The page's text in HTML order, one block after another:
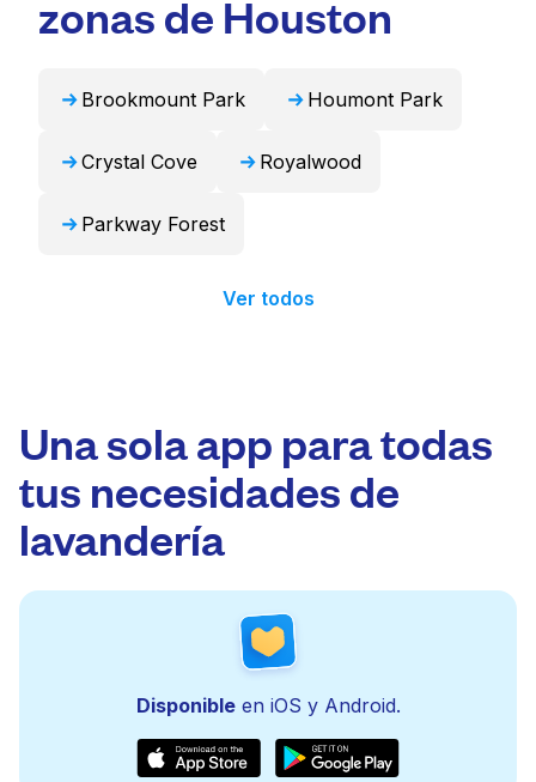
profesional y devolverlos listos para usar en
zonas de Houston
Brookmount Park Houmont Park
Crystal Cove Royalwood
Parkway Forest
Ver todos
Una sola app para todas
tus necesidades de
lavandería
Disponibleen iOS y Android.